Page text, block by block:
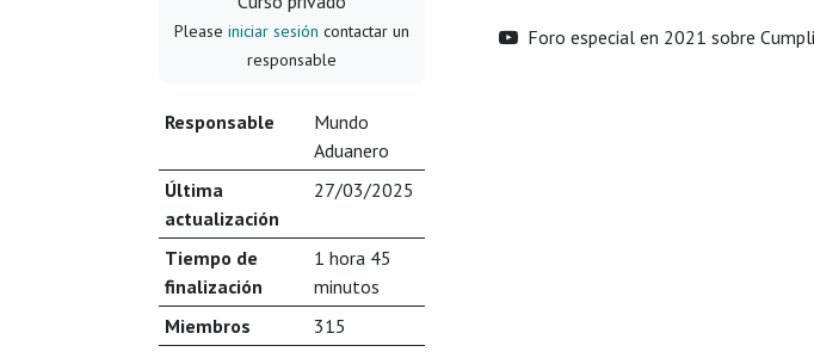
Please iniciar sesión contactar un
responsable
Responsable
Mundo
Aduanero
Última
actualización
27/03/2025
Tiempo de
finalización
1 hora 45
minutos
Miembros
315
Foro especial en 2021 sobre